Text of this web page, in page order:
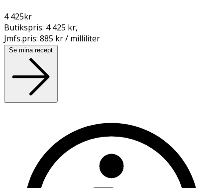
4 425kr
Butikspris: 4 425 kr,
Jmfs.pris: 885 kr / milliliter
Se mina recept